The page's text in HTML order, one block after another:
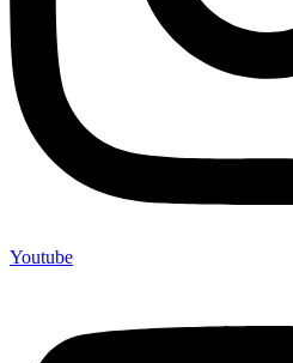
Youtube